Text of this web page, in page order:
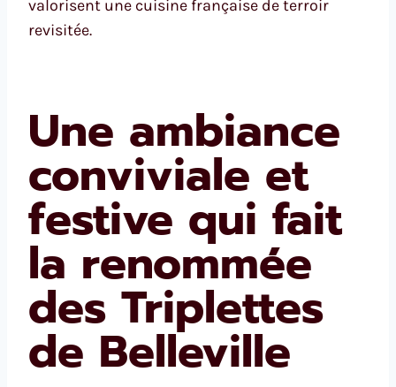
valorisent une cuisine française de terroir
revisitée.
Une ambiance
conviviale et
festive qui fait
la renommée
des Triplettes
de Belleville